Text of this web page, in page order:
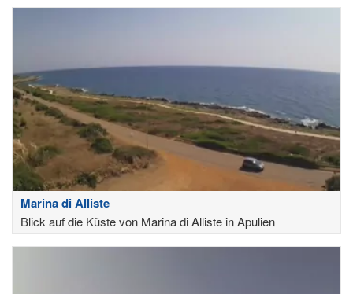
Marina di Alliste
Blick auf die Küste von Marina di Alliste in Apulien